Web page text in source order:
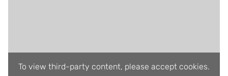
To view third-party content, please accept cookies.